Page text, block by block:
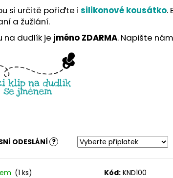
si určitě pořiďte i silikonové kousátko.
a žužlání.
na dudlík je jméno ZDARMA. Napište
ODESLÁNÍ ?
(1 ks) Kód: KND100